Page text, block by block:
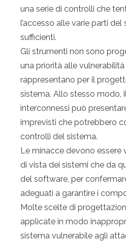
una serie di controlli che
l’accesso alle varie parti
sufficienti.
Gli strumenti non sono
una priorità alle
rappresentano per il
sistema. Allo stesso modo,
interconnessi può
imprevisti che potrebbero
controlli del sistema.
Le minacce devono essere
di vista dei sistemi che da
del software, per
adeguati a garantire i
Molte scelte di
applicate in modo
sistema vulnerabile agli